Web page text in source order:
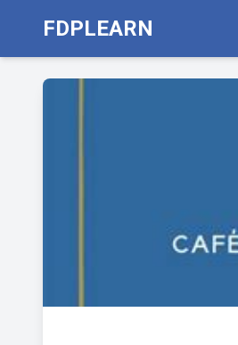
FDPLEARN